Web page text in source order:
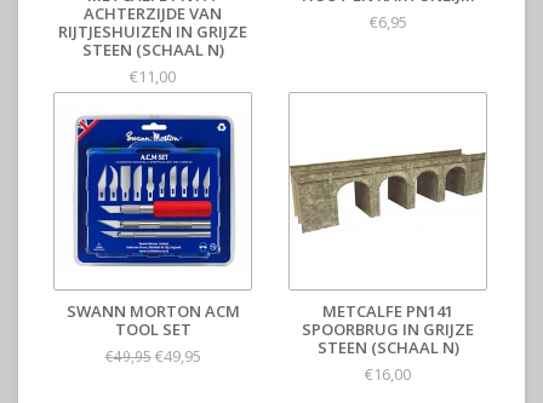
ACHTERZIJDE VAN
RIJTJESHUIZEN IN GRIJZE
STEEN (SCHAAL N)
€11,00
€6,95
SWANN MORTON ACM
TOOL SET
€49,95€49,95
METCALFE PN141
SPOORBRUG IN GRIJZE
STEEN (SCHAAL N)
€16,00